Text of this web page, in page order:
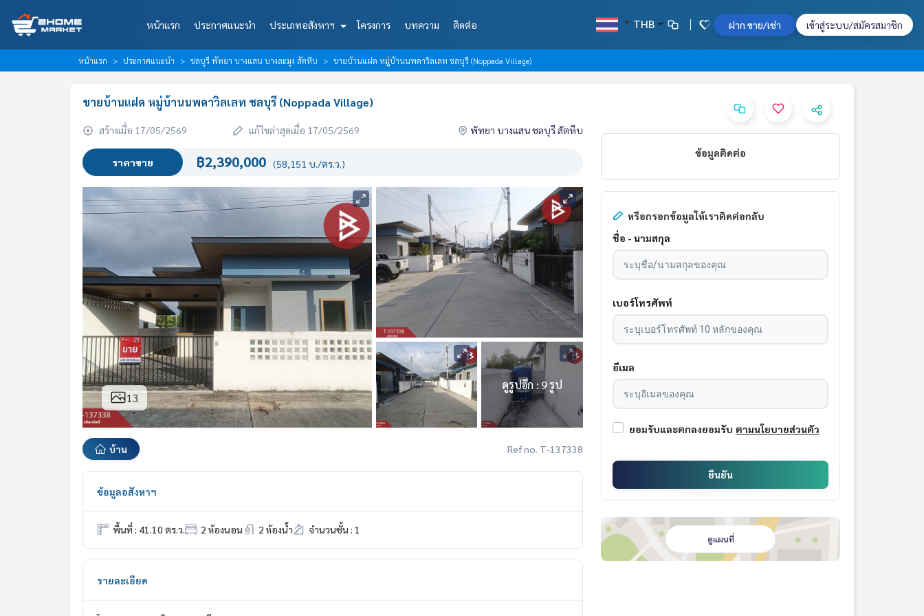
หน้าแรก ประกาศแนะนำ ประเภทอสังหาฯ โครงการ บทความ ติดต่อ THB ฝาก ขาย/เช่า เข้าสู่ระบบ/สมัครสมาชิก
หน้าแรก ประกาศแนะนำ ชลบุรี พัทยา บางแสน บางละมุง สัตหีบ ขายบ้านแฝด หมู่บ้านนพดาวิลเลท ชลบุรี (Noppada Village)
ขายบ้านแฝด หมู่บ้านนพดาวิลเลท ชลบุรี (Noppada Village)
สร้างเมื่อ 17/05/2569 แก้ไขล่าสุดเมื่อ 17/05/2569 พัทยา บางแสน ชลบุรี สัตหีบ
ราคาขาย ฿2,390,000 (58,151 บ./ตร.ว.)
13
ดูรูปอีก : 9 รูป
บ้าน Ref no. T-137338
ข้อมูลอสังหาฯ
พื้นที่ : 41.10 ตร.ว. 2 ห้องนอน 2 ห้องน้ำ จำนวนชั้น : 1
รายละเอียด
ข้อมูลติดต่อ
หรือกรอกข้อมูลให้เราติดต่อกลับ
ชื่อ - นามสกุล
เบอร์โทรศัพท์
อีเมล
ยอมรับและตกลงยอมรับ ตามนโยบายส่วนตัว
ยืนยัน
ดูแผนที่